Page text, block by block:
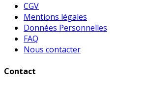
CGV
Mentions légales
Données Personnelles
FAQ
Nous contacter
Contact